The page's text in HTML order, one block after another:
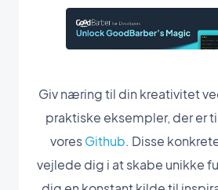
Giv næring til din kreativitet
praktiske eksempler, der er
voresGithub. Disse
vejlede dig i at skabe unikke